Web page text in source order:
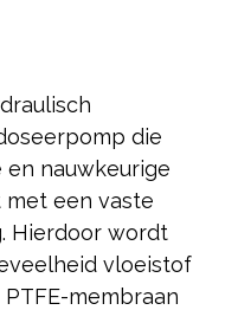
die
nauwkeurige
een vaste
Hierdoor wordt
vloeistof
membraan